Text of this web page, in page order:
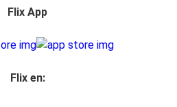
Flix App
Flix en: